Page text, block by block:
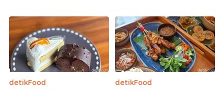
detikFood
detikFood